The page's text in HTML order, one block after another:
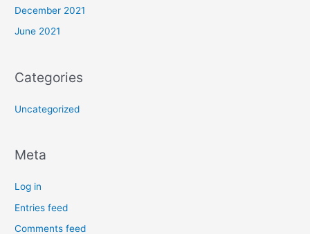
December 2021
June 2021
Categories
Uncategorized
Meta
Log in
Entries feed
Comments feed